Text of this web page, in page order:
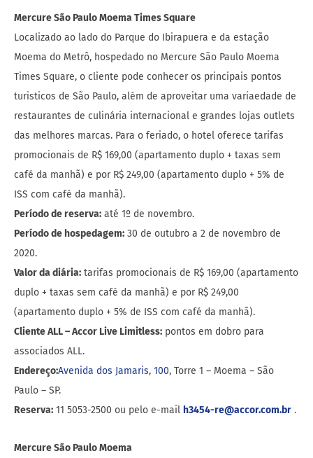
Mercure São Paulo Moema Times Square
Localizado ao lado do Parque do Ibirapuera e da estação
Moema do Metrô, hospedado no Mercure São Paulo Moema
Times Square, o cliente pode conhecer os principais pontos
turisticos de São Paulo, além de aproveitar uma variaedade de
restaurantes de culinária internacional e grandes lojas outlets
das melhores marcas. Para o feriado, o hotel oferece tarifas
promocionais de R$ 169,00 (apartamento duplo + taxas sem
café da manhã) e por R$ 249,00 (apartamento duplo + 5% de
ISS com café da manhã).
Período de reserva: até 1º de novembro.
Período de hospedagem: 30 de outubro a 2 de novembro de
2020.
Valor da diária: tarifas promocionais de R$ 169,00 (apartamento
duplo + taxas sem café da manhã) e por R$ 249,00
(apartamento duplo + 5% de ISS com café da manhã).
Cliente ALL – Accor Live Limitless: pontos em dobro para
associados ALL.
Endereço:Avenida dos Jamaris, 100, Torre 1 – Moema – São
Paulo – SP.
Reserva: 11 5053-2500 ou pelo e-mail h3454-re@accor.com.br .
Mercure São Paulo Moema